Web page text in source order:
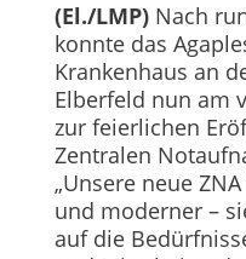
(El./LMP)Nach
konnte das
Krankenhaus an
Elberfeld nun am
zur feierlichen
Zentralen
„Unsere neue
und moderner –
auf die